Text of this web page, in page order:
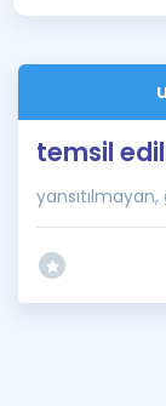
İngilizce
temsil